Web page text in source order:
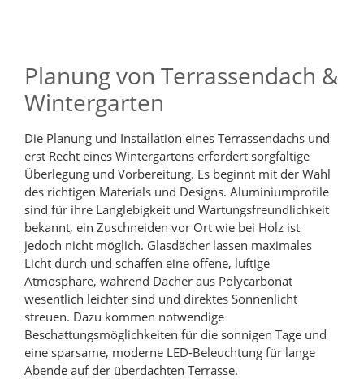
Planung von Terrassendach &
Wintergarten
Die Planung und Installation eines Terrassendachs und
erst Recht eines Wintergartens erfordert sorgfältige
Überlegung und Vorbereitung. Es beginnt mit der Wahl
des richtigen Materials und Designs. Aluminiumprofile
sind für ihre Langlebigkeit und Wartungsfreundlichkeit
bekannt, ein Zuschneiden vor Ort wie bei Holz ist
jedoch nicht möglich. Glasdächer lassen maximales
Licht durch und schaffen eine offene, luftige
Atmosphäre, während Dächer aus Polycarbonat
wesentlich leichter sind und direktes Sonnenlicht
streuen. Dazu kommen notwendige
Beschattungsmöglichkeiten für die sonnigen Tage und
eine sparsame, moderne LED-Beleuchtung für lange
Abende auf der überdachten Terrasse.